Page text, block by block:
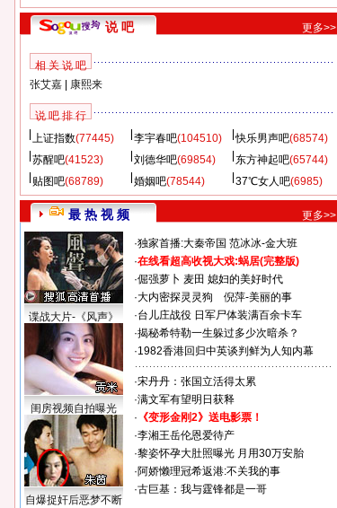
说 吧 更多>>
相 关 说 吧
张艾嘉| 康熙来
说 吧 排 行
上证指数(77445) 李宇春吧(104510) 快乐男声吧(68574)
苏醒吧(41523) 刘德华吧(69854) 东方神起吧(65744)
贴图吧(68789) 婚姻吧(78544) 37℃女人吧(6985)
最 热 视 频 更多>>
谍战大片-《风声》
闺房视频自拍曝光
自爆捉奸后恶梦不断
·独家首播:大秦帝国 范冰冰-金大班
·在线看超高收视大戏:蜗居(完整版)
·倔强萝卜 麦田 媳妇的美好时代
·大内密探灵灵狗
倪萍-美丽的事
·台儿庄战役 日军尸体装满百余卡车
·揭秘希特勒一生躲过多少次暗杀？
·1982香港回归中英谈判鲜为人知内幕
·宋丹丹：张国立活得太累
·满文军有望明日获释
· 《变形金刚2》送电影票！
·李湘王岳伦恩爱待产
·黎姿怀孕大肚照曝光 月用30万安胎
·阿娇懒理冠希返港:不关我的事
·古巨基：我与霆锋都是一哥